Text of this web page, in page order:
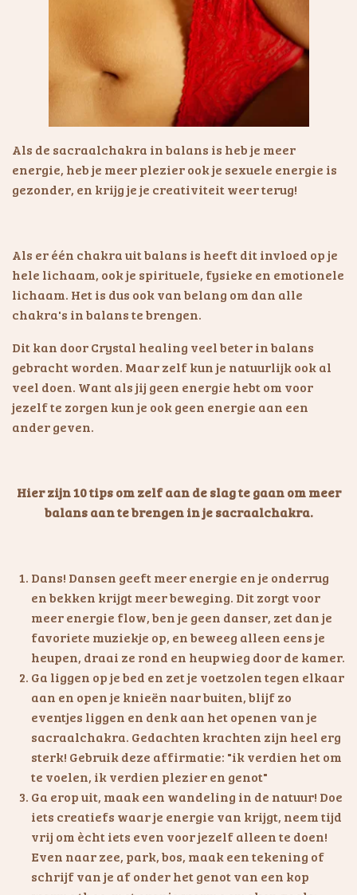
Als de sacraalchakra in balans is heb je meer
energie, heb je meer plezier ook je sexuele energie is
gezonder, en krijg je je creativiteit weer terug!
Als er één chakra uit balans is heeft dit invloed op je
hele lichaam, ook je spirituele, fysieke en emotionele
lichaam. Het is dus ook van belang om dan alle
chakra's in balans te brengen.
Dit kan door Crystal healing veel beter in balans
gebracht worden. Maar zelf kun je natuurlijk ook al
veel doen. Want als jij geen energie hebt om voor
jezelf te zorgen kun je ook geen energie aan een
ander geven.
Hier zijn 10 tips om zelf aan de slag te gaan om meer
balans aan te brengen in je sacraalchakra.
Dans! Dansen geeft meer energie en je onderrug
en bekken krijgt meer beweging. Dit zorgt voor
meer energie flow, ben je geen danser, zet dan je
favoriete muziekje op, en beweeg alleen eens je
heupen, draai ze rond en heupwieg door de kamer.
Ga liggen op je bed en zet je voetzolen tegen elkaar
aan en open je knieën naar buiten, blijf zo
eventjes liggen en denk aan het openen van je
sacraalchakra. Gedachten krachten zijn heel erg
sterk! Gebruik deze affirmatie: "ik verdien het om
te voelen, ik verdien plezier en genot"
Ga erop uit, maak een wandeling in de natuur! Doe
iets creatiefs waar je energie van krijgt, neem tijd
vrij om ècht iets even voor jezelf alleen te doen!
Even naar zee, park, bos, maak een tekening of
schrijf van je af onder het genot van een kop